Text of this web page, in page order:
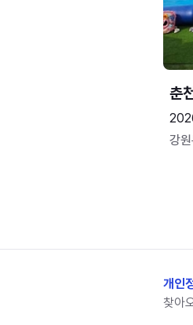
춘
강
개인
찾아